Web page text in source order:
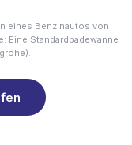
eines Benzinautos von
Eine Standardbadewanne